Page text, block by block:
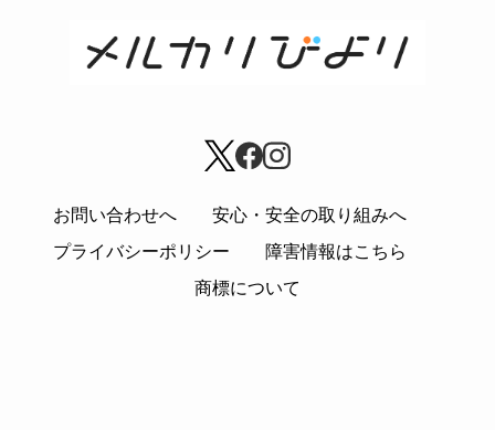
お問い合わせへ
安心・安全の取り組みへ
プライバシーポリシー
障害情報はこちら
商標について